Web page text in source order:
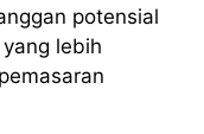
potensial
lebih